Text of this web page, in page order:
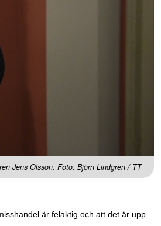
Jens Olsson. Foto: Björn Lindgren / TT
är felaktig och att det är upp